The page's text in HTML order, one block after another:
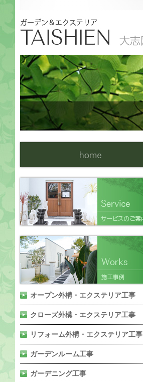
オープン外構・エクステリア工事
クローズ外構・エクステリア工事
リフォーム外構・エクステリア工事
ガーデンルーム工事
ガーデニング工事